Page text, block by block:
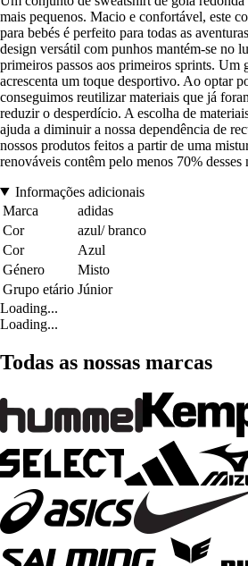
mais pequenos. Macio e confortável, este
para bebés é perfeito para todas as
design versátil com punhos mantém-se no
primeiros passos aos primeiros sprints. Um
acrescenta um toque desportivo. Ao optar
conseguimos reutilizar materiais que já
reduzir o desperdício. A escolha de
ajuda a diminuir a nossa dependência de
nossos produtos feitos a partir de uma
renováveis contêm pelo menos 70% desses
Informações adicionais
Marca
adidas
Cor
azul/ branco
Cor
Azul
Género
Misto
Grupo etário Júnior
Loading...
Loading...
Todas as nossas marcas